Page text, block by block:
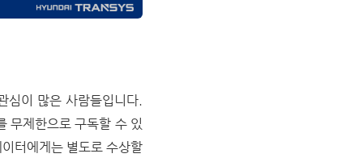
심이 많은 사람들입니다.
무제한으로 구독할 수 있
터에게는 별도로 수상할